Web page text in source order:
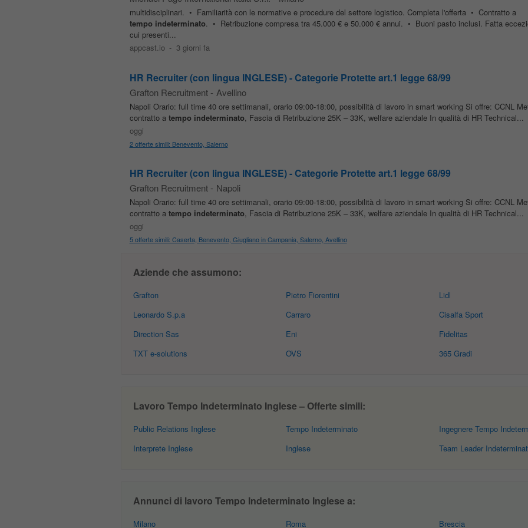
multidisciplinari. • Familiarità con le normative e procedure del settore logistico. Completa l'offerta • Contratto a
tempo indeterminato. • Retribuzione compresa tra 45.000 € e 50.000 € annui. • Buoni pasto inclusi. Fatta
cui presenti...
appcast.io - 3 giorni fa
HR Recruiter (con lingua INGLESE) - Categorie Protette art.1 legge 68/99
Grafton Recruitment - Avellino
Napoli Orario: full time 40 ore settimanali, orario 09:00-18:00, possibilità di lavoro in smart working Si offre: CCNL
contratto a tempo indeterminato, Fascia di Retribuzione 25K – 33K, welfare aziendale In qualità di HR Technical...
oggi
2 offerte simili: Benevento, Salerno
HR Recruiter (con lingua INGLESE) - Categorie Protette art.1 legge 68/99
Grafton Recruitment - Napoli
Napoli Orario: full time 40 ore settimanali, orario 09:00-18:00, possibilità di lavoro in smart working Si offre: CCNL
contratto a tempo indeterminato, Fascia di Retribuzione 25K – 33K, welfare aziendale In qualità di HR Technical...
oggi
5 offerte simili: Caserta, Benevento, Giugliano in Campania, Salerno, Avellino
Aziende che assumono:
Grafton
Leonardo S.p.a
Direction Sas
TXT e-solutions
Pietro Fiorentini
Carraro
Eni
OVS
Lidl
Cisalfa Sport
Fidelitas
365 Gradi
Lavoro Tempo Indeterminato Inglese – Offerte simili:
Public Relations Inglese
Interprete Inglese
Tempo Indeterminato
Inglese
Ingegnere Tempo
Team Leader
Annunci di lavoro Tempo Indeterminato Inglese a:
Milano Roma Brescia